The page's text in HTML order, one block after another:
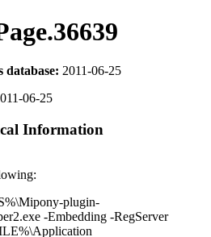
database: 2011-06-25
06-25
Information
plugin-
-Embedding -RegServer